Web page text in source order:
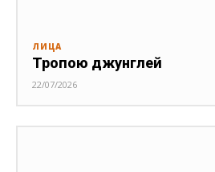
ЛИЦА
Тропою джунглей
22/07/2026